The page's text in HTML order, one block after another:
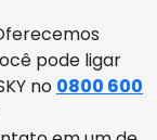
pode ligar
no 0800 600